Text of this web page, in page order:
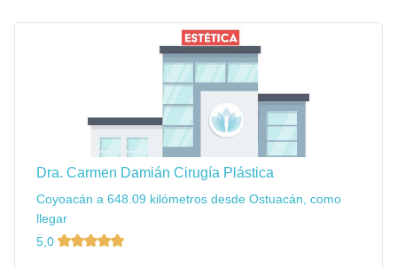
Dra. Carmen Damián Cirugía Plástica
Coyoacán a 648.09 kilómetros desde Ostuacán, como
llegar
5,0